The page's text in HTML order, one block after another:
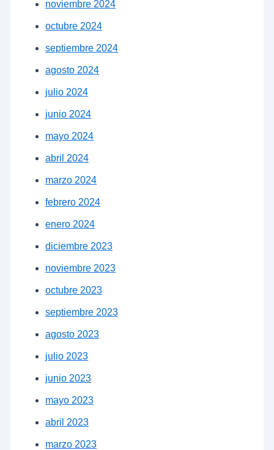
noviembre 2024
octubre 2024
septiembre 2024
agosto 2024
julio 2024
junio 2024
mayo 2024
abril 2024
marzo 2024
febrero 2024
enero 2024
diciembre 2023
noviembre 2023
octubre 2023
septiembre 2023
agosto 2023
julio 2023
junio 2023
mayo 2023
abril 2023
marzo 2023